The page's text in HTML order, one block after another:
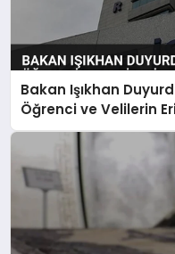
Bakan Işıkhan
Öğrenci ve Velilerin